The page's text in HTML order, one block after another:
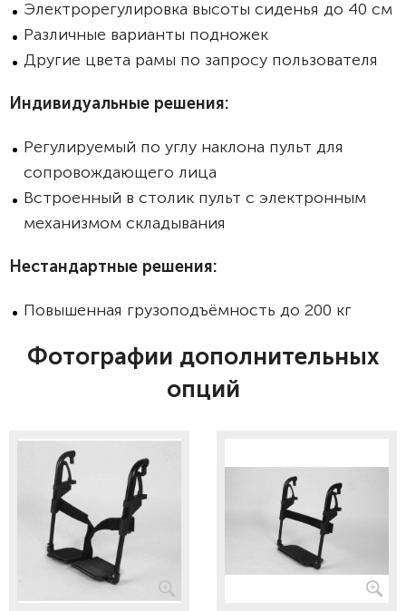
Электрорегулировка высоты сиденья до 40 см
Различные варианты подножек
Другие цвета рамы по запросу пользователя
Индивидуальные решения:
Регулируемый по углу наклона пульт для
сопровождающего лица
Встроенный в столик пульт с электронным
механизмом складывания
Нестандартные решения:
Повышенная грузоподъёмность до 200 кг
Фотографии дополнительных
опций